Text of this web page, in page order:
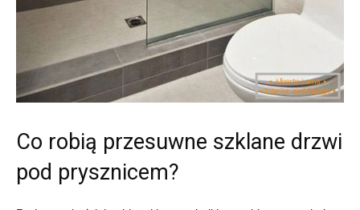
Co robią przesuwne szklane drzwi
pod prysznicem?